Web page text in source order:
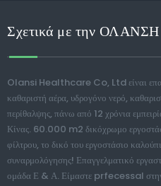
Σχετικά με την ΟΛΑΝΣΗ
Olansi Healthcare Co, Ltd είναι
καθαριστή αέρα, υδρογόνο νερό,
περίθαλψης, πάνω από 12 χρόνια
Κίνας. 60.000 m2 δικόχρωμο
φίλτρου, το δικό του εργοστάσιο
συναρμολόγησης! Επαγγελματικό
ομάδα Ε & Α. Είμαστε prfecessal